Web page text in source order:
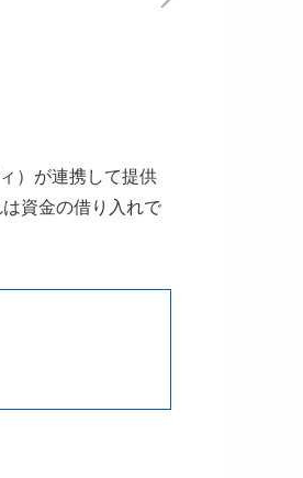
）が連携して提供
資金の借り入れで